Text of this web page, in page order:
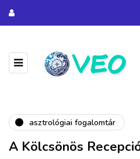
asztrológiai fogalomtár
A Kölcsönös